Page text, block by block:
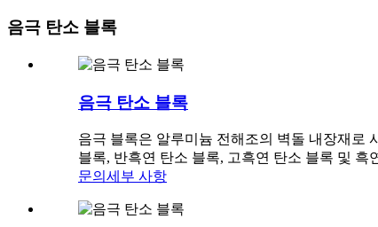
음극 탄소 블록
음극 탄소 블록
음극 블록은 알루미늄 전해조의 벽돌 내장재로
블록, 반흑연 탄소 블록, 고흑연 탄소 블록 및
문의 세부 사항